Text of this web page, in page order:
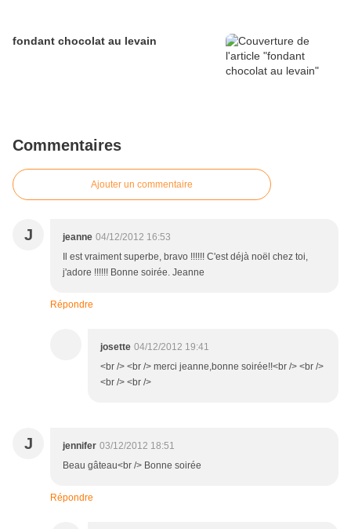
fondant chocolat au levain
Commentaires
Ajouter un commentaire
J jeanne 04/12/2012 16:53
Il est vraiment superbe, bravo !!!!!! C'est déjà noël chez toi,
j'adore !!!!!! Bonne soirée. Jeanne
Répondre
josette 04/12/2012 19:41
<br /> <br /> merci jeanne,bonne soirée!!<br /> <br />
<br /> <br />
J jennifer 03/12/2012 18:51
Beau gâteau<br /> Bonne soirée
Répondre